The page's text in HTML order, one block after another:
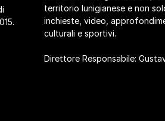
territorio lunigianese e non
inchieste, video,
culturali e sportivi.
Direttore Responsabile: